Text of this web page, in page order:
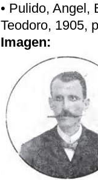
• Pulido, Angel,
Teodoro, 1905,
Imagen: